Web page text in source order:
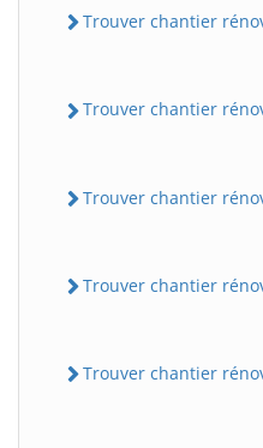
Trouver chantier
Trouver chantier
Trouver chantier
Trouver chantier
Trouver chantier